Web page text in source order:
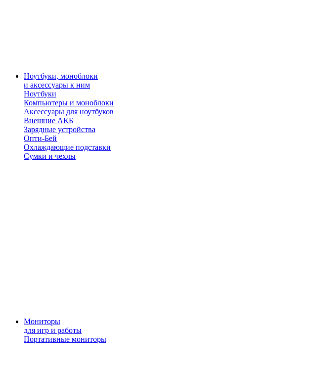
Ноутбуки, моноблоки
и аксессуары к ним
Ноутбуки
Компьютеры и моноблоки
Аксессуары для ноутбуков
Внешние АКБ
Зарядные устройства
Опти-Бей
Охлаждающие подставки
Сумки и чехлы
Мониторы
для игр и работы
Портативные мониторы